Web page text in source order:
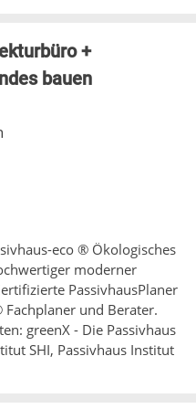
+
bauen
eco ® Ökologisches
moderner
PassivhausPlaner
und Berater.
greenX - Die Passivhaus
SHI, Passivhaus Institut